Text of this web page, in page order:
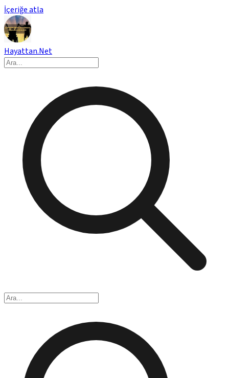
İçeriğe atla
Hayattan.Net